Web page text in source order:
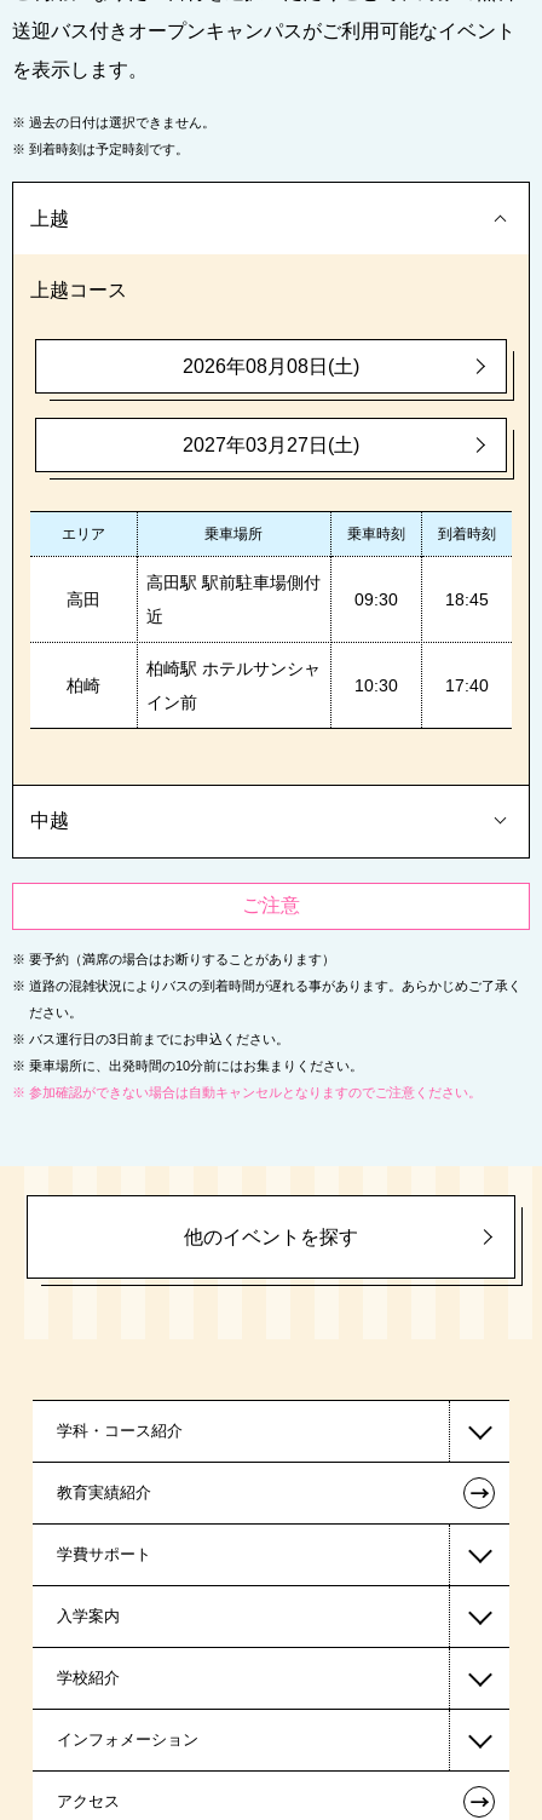
送迎バス付きオープンキャンパスがご利用可能なイベント
を表示します。
※ 過去の日付は選択できません。
※ 到着時刻は予定時刻です。
上越
上越コース
2026年08月08日(土)
2027年03月27日(土)
エリア 乗車場所 乗車時刻 到着時刻
高田
高田駅 駅前駐車場側付
近
09:30 18:45
柏崎
柏崎駅 ホテルサンシャ
イン前
10:30 17:40
中越
ご注意
※ 要予約（満席の場合はお断りすることがあります）
※ 道路の混雑状況によりバスの到着時間が遅れる事があります。あらかじめご了承く
ださい。
※ バス運行日の3日前までにお申込ください。
※ 乗車場所に、出発時間の10分前にはお集まりください。
※ 参加確認ができない場合は自動キャンセルとなりますのでご注意ください。
他のイベントを探す
学科・コース紹介
国家公務員・地方公務員系
警察官・消防官系
公認会計士・税理士系
ビジネス系
ホテル・観光系
教育実績紹介 ←
学費サポート
高等教育の修学支援新制度
日本学生支援機構の奨学金
国の教育ローン
提携教育ローン
入学案内
一般入学
AO入学
指定校推薦入学
学校紹介
在校生からあなたへ
夢を叶えた先輩たち
インフォメーション
お知らせ・新着情報
アクセス ←